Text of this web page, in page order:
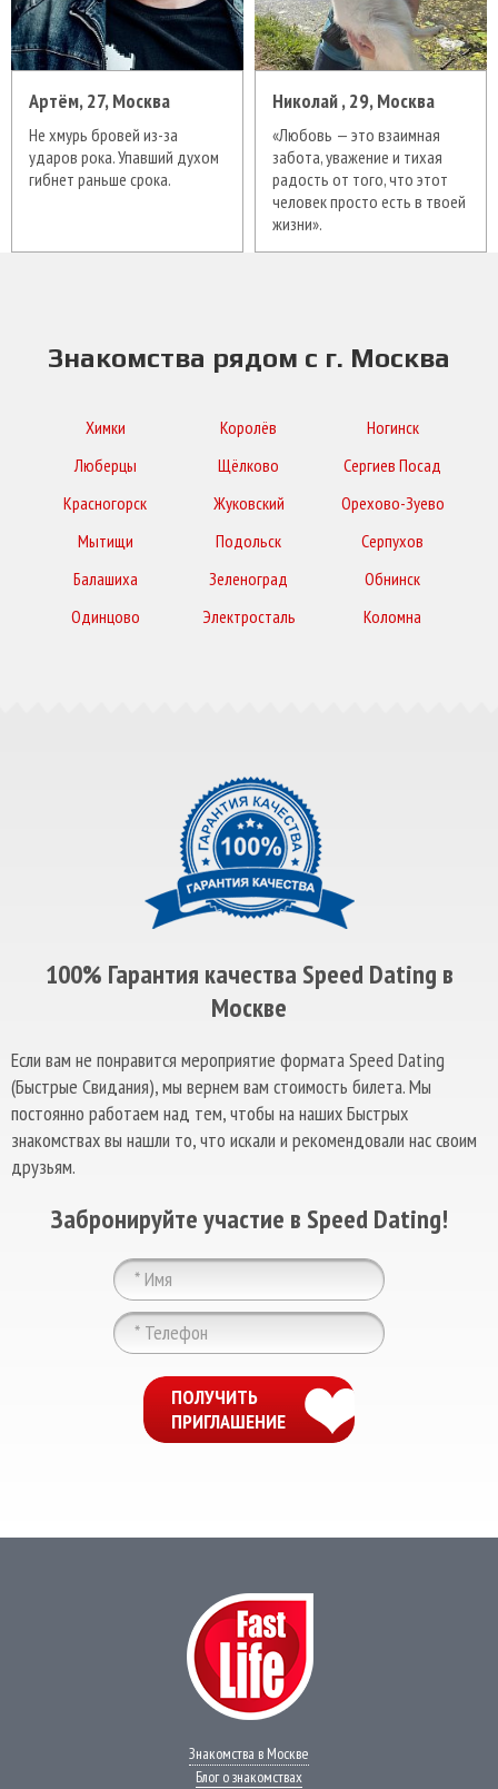
Артём, 27, Москва
Не хмурь бровей из-за
ударов рока. Упавший духом
гибнет раньше срока.
Николай , 29, Москва
«Любовь — это взаимная
забота, уважение и тихая
радость от того, что этот
человек просто есть в твоей
жизни».
Знакомства рядом с г. Москва
Химки
Люберцы
Красногорск
Мытищи
Балашиха
Одинцово
Королёв
Щёлково
Жуковский
Подольск
Зеленоград
Электросталь
Ногинск
Сергиев Посад
Орехово-Зуево
Серпухов
Обнинск
Коломна
100% Гарантия качества Speed Dating в
Москве
Если вам не понравится мероприятие формата Speed Dating
(Быстрые Свидания), мы вернем вам стоимость билета. Мы
постоянно работаем над тем, чтобы на наших Быстрых
знакомствах вы нашли то, что искали и рекомендовали нас своим
друзьям.
Забронируйте участие в Speed Dating!
ПОЛУЧИТЬ
ПРИГЛАШЕНИЕ
Знакомства в Москве
Блог о знакомствах
ChatApp
online
Мессенджеры
Telegram